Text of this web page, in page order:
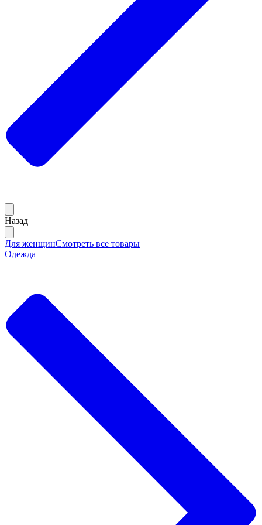
Назад
Для женщинСмотреть все товары
Одежда